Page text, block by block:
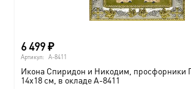
6 499₽
Артикул: A-8411
Икона Спиридон и Никодим, просфорники
14х18 см, в окладе A-8411